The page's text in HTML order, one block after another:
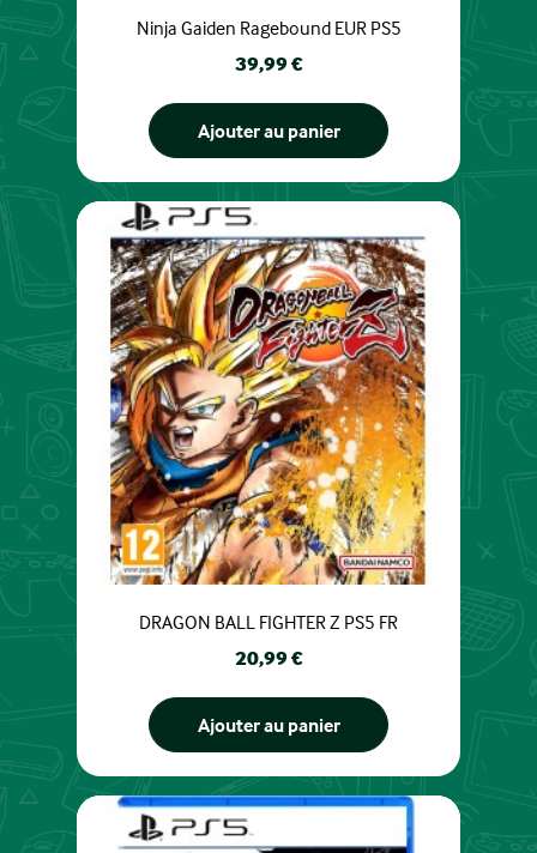
Ninja Gaiden Ragebound EUR PS5
Prix
39,99 €
Ajouter au panier
DRAGON BALL FIGHTER Z PS5 FR
Prix
20,99 €
Ajouter au panier